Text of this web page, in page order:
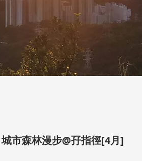
市森林漫步@孖指徑[4月]